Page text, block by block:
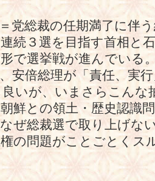
党総裁の任期満了に伴
続３選を目指す首相と
で選挙戦が進んでいる
安倍総理が「責任、実
いが、いまさらこんな
鮮との領土・歴史認識
ぜ総裁選で取り上げな
の問題がことごとくス